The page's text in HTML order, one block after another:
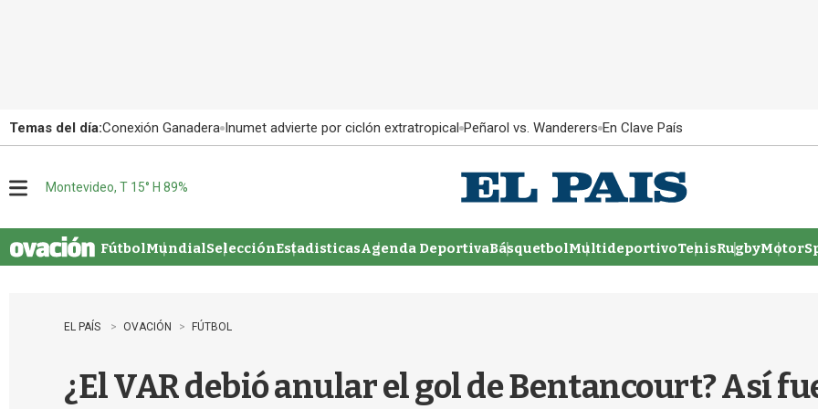
Temas del día:Conexión Ganadera Inumet advierte por ciclón extratropical Peñarol vs. Wanderers En Clave País
u
Montevideo, T 15° H 89%
FútbolMundialSelecciónEstadisticasAgenda DeportivaBásquetbolMultideportivoTenisRugby
EL PAÍS OVACIÓN FÚTBOL
¿El VAR debió anular el gol de Bentancourt? Así